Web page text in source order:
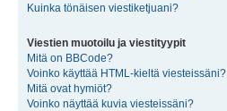
Kuinka tönäisen viestiketjuani?
Viestien muotoilu ja viestityypit
Mitä on BBCode?
Voinko käyttää HTML-kieltä viesteissäni?
Mitä ovat hymiöt?
Voinko näyttää kuvia viesteissäni?